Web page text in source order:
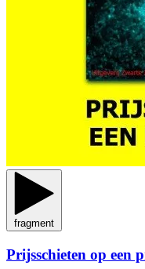
fragment
Prijsschieten op een